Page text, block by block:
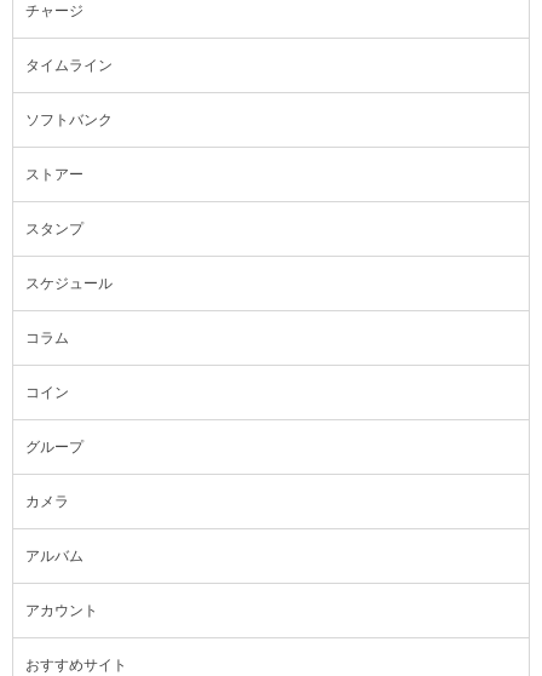
チャージ
タイムライン
ソフトバンク
ストアー
スタンプ
スケジュール
コラム
コイン
グループ
カメラ
アルバム
アカウント
おすすめサイト